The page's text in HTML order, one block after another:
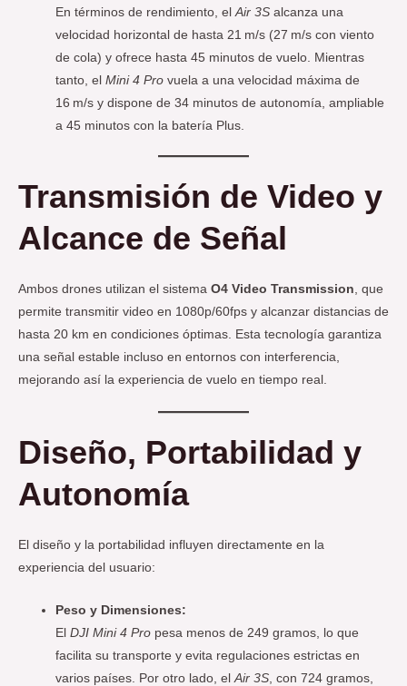
En términos de rendimiento, elAir 3S alcanza una
velocidad horizontal de hasta 21 m/s (27 m/s con viento
de cola) y ofrece hasta 45 minutos de vuelo. Mientras
tanto, elMini 4 Pro vuela a una velocidad máxima de
16 m/s y dispone de 34 minutos de autonomía, ampliable
a 45 minutos con la batería Plus.
Transmisión de Video y
Alcance de Señal
Ambos drones utilizan el sistema O4 Video Transmission, que
permite transmitir video en 1080p/60fps y alcanzar distancias de
hasta 20 km en condiciones óptimas. Esta tecnología garantiza
una señal estable incluso en entornos con interferencia,
mejorando así la experiencia de vuelo en tiempo real.
Diseño, Portabilidad y
Autonomía
El diseño y la portabilidad influyen directamente en la
experiencia del usuario:
Peso y Dimensiones:
ElDJI Mini 4 Pro pesa menos de 249 gramos, lo que
facilita su transporte y evita regulaciones estrictas en
varios países. Por otro lado, elAir 3S , con 724 gramos,